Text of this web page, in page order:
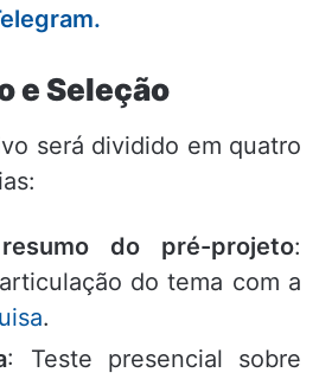
e Seleção
será dividido em quatro
:
do pré-projeto:
do tema com a
.
: Teste presencial sobre